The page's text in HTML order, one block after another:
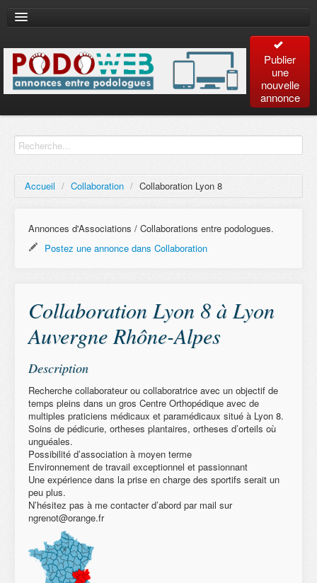
Publier
une
nouvelle
annonce
Accueil / Collaboration / Collaboration Lyon 8
Annonces d'Associations / Collaborations entre podologues.
Postez une annonce dans Collaboration
Collaboration Lyon 8 à Lyon
Auvergne Rhône-Alpes
Description
Recherche collaborateur ou collaboratrice avec un objectif de
temps pleins dans un gros Centre Orthopédique avec de
multiples praticiens médicaux et paramédicaux situé à Lyon 8.
Soins de pédicurie, ortheses plantaires, ortheses d’orteils où
unguéales.
Possibilité d’association à moyen terme
Environnement de travail exceptionnel et passionnant
Une expérience dans la prise en charge des sportifs serait un
peu plus.
N’hésitez pas à me contacter d’abord par mail sur
ngrenot@orange.fr